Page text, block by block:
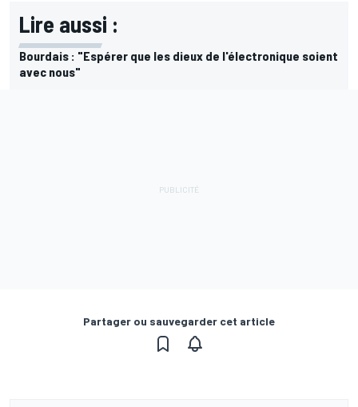
Lire aussi :
Bourdais : "Espérer que les dieux de l'électronique soient
avec nous"
Partager ou sauvegarder cet article